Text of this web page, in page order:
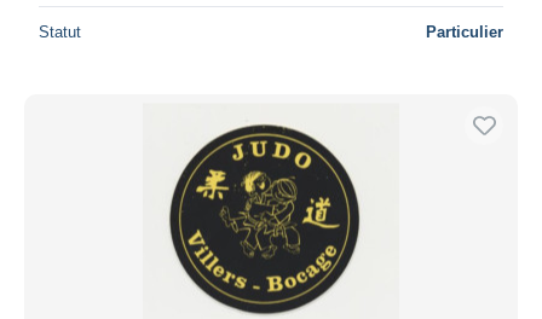
Statut Particulier